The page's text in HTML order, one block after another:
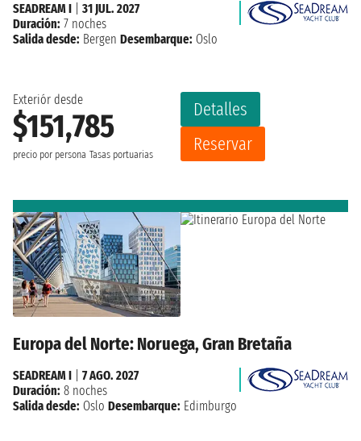
Exteriór desde
$151,785
precio por persona Tasas portuarias
Detalles
Reservar
SEADREAM I
31 JUL. 2027
Duración: 7 noches
Salida desde: Bergen Desembarque: Oslo
Europa del Norte: Noruega, Gran Bretaña
SEADREAM I
7 AGO. 2027
Duración: 8 noches
Salida desde: Oslo Desembarque: Edimburgo